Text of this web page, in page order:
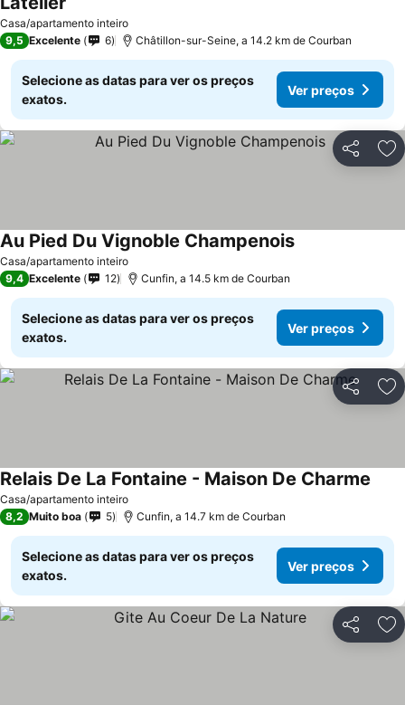
Casa/apartamento inteiro
9,5 Excelente 6 Châtillon-sur-Seine, a 14.2 km de Courban
Selecione as datas para ver os preços
exatos.
Ver preços
Partilhar
Casa/apartamento inteiro
Au Pied Du Vignoble ChampenoisVer preços
9,4 Excelente 12 Cunfin, a 14.5 km de Courban
Selecione as datas para ver os preços
exatos.
Ver preços
Partilhar
Casa/apartamento inteiro
Relais De La Fontaine - Maison De Charme
8,2 Muito boa 5 Cunfin, a 14.7 km de Courban
Selecione as datas para ver os preços
exatos.
Ver preços
Partilhar